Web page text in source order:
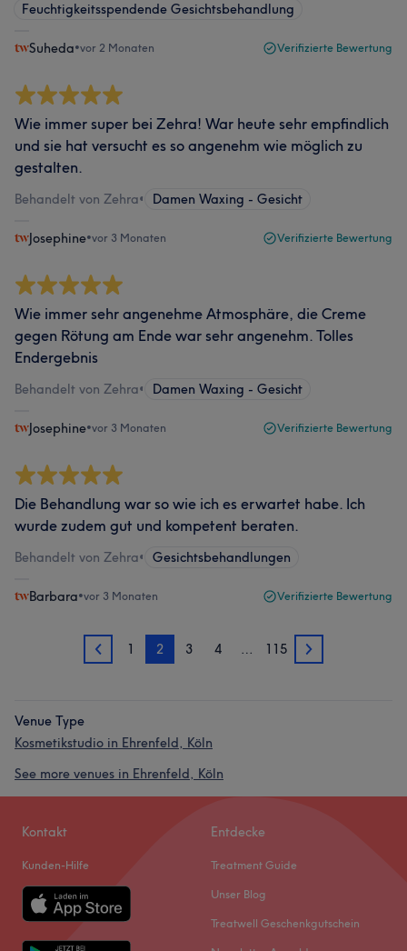
Feuchtigkeitsspendende Gesichtsbehandlung
Suheda•vor 2 Monaten Verifizierte Bewertung
Wie immer super bei Zehra! War heute sehr empfindlich
und sie hat versucht es so angenehm wie möglich zu
gestalten.
Behandelt von Zehra• Damen Waxing - Gesicht
Josephine•vor 3 Monaten Verifizierte Bewertung
Wie immer sehr angenehme Atmosphäre, die Creme
gegen Rötung am Ende war sehr angenehm. Tolles
Endergebnis
Behandelt von Zehra• Damen Waxing - Gesicht
Josephine•vor 3 Monaten Verifizierte Bewertung
Die Behandlung war so wie ich es erwartet habe. Ich
wurde zudem gut und kompetent beraten.
Behandelt von Zehra• Gesichtsbehandlungen
Barbara•vor 3 Monaten Verifizierte Bewertung
1 1 2 3 4 … 115 3
Venue Type
Kosmetikstudio in Ehrenfeld, Köln
See more venues in Ehrenfeld, Köln
Kontakt
Kunden-Hilfe
Entdecke
Treatment Guide
Unser Blog
Treatwell Geschenkgutschein